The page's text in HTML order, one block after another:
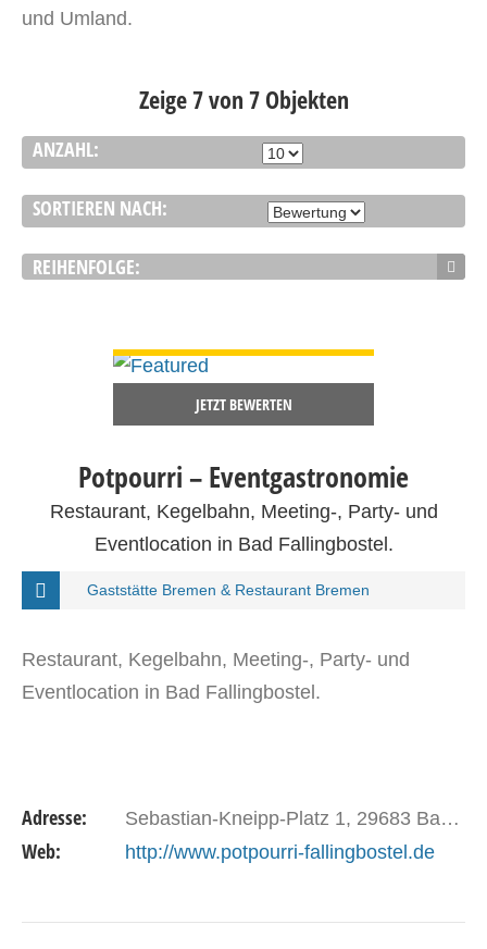
und Umland.
Zeige 7 von 7 Objekten
ANZAHL:
SORTIEREN NACH:
REIHENFOLGE:
JETZT BEWERTEN
Potpourri – Eventgastronomie
Restaurant, Kegelbahn, Meeting-, Party- und
Eventlocation in Bad Fallingbostel.
Gaststätte Bremen & Restaurant Bremen
Restaurant, Kegelbahn, Meeting-, Party- und
Eventlocation in Bad Fallingbostel.
Adresse: Sebastian-Kneipp-Platz 1, 29683 Bad Fallingbostel
Web: http://www.potpourri-fallingbostel.de